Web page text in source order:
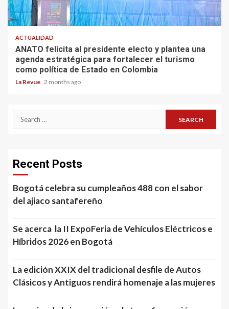
ACTUALIDAD
ANATO felicita al presidente electo y plantea una
agenda estratégica para fortalecer el turismo
como política de Estado en Colombia
La Revue 2 months ago
Search
Recent Posts
Bogotá celebra su cumpleaños 488 con el sabor
del ajiaco santafereño
Se acerca la II ExpoFeria de Vehículos Eléctricos e
Híbridos 2026 en Bogotá
La edición XXIX del tradicional desfile de Autos
Clásicos y Antiguos rendirá homenaje a las mujeres